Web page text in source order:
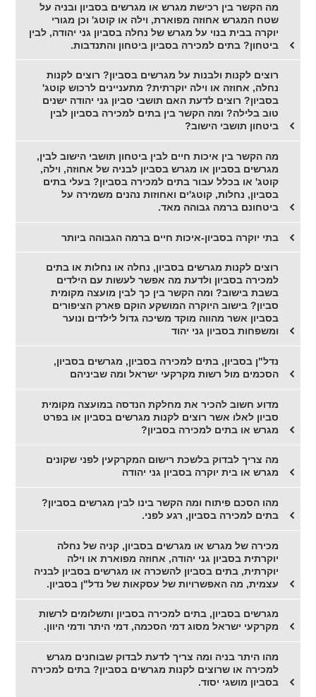
מה הקשר בין רכישת מגרש או מגרשים בסביון ובניה על
שטח המגרש אחוזה מפוארת, וילה או קוטג' וכן מגורי
יוקרה בבית בנוי על מגרש של נחלה בסביון גני יהודה, לבין
ביטחון? בתים למכירה בסביון ביטחון והתנדבות.
רוצים לקנות ולבנות על מגרשים בסביון? רוצים לקנות
נחלה, אחוזה או וילה יוקרתית? מתעניינים לרכוש קוטג'
בסביון? רוצים לדעת האם תושבי סביון גני יהודה ישנים
טוב בלילה? ומה הקשר בין בתים למכירה בסביון לבין
ביטחון תושבי הישוב?
מה הקשר בין איכות חיים לבין ביטחון תושבי הישוב לבין,
מגרשים בסביון או מגרש בסביון לבניה של אחוזה, וילה,
קוטג' או בכלל עבור בתים למכירה בסביון? בעלי בתים
בסביון, נחלות, קוטג'ים ואחוזות נהנים משמירה על
ביטחונם ברמה גבוהה מאד.
בתי יוקרה בסביון-איכות חיים ברמה הגבוהה ביותר
רוצים לקנות מגרשים בסביון, נחלה או נחלות או בתים
למכירה בסביון ולדעת מה אפשר לעשות עם הילדים
בשבת בישוב? ומה הקשר בין כך לבין מועצה מקומית
סביון? בישוב היוקרה המושקע הוקם פארק הציפורים
בסביון אשר מהווה מוקד משיכה גדול לילדים ונוער
ומשפחות בסביון גני יהוד
נדל"ן בסביון, בתים למכירה בסביון, מגרשים בסביון,
הסכמים מול רשות מקרקעי ישראל ומה שביניהם
מדוע חשוב להכיר את מחלקת הנדסה במועצה מקומית
סביון לאלו אשר רוצים לקנות מגרשים בסביון או בפרט
מגרש או בתים למכירה בסביון?
מה צריך לבדוק בלשכת רישום המקרקעין לפני שקונים
מגרש או בית יוקרה בסביון גני יהודה
מהו הסכם פיתוח ומה הקשר בינו לבין מגרשים בסביון?
בתים למכירה בסביון, רגע לפני.
מכירה של מגרש או מגרשים בסביון, קניה של נחלה
יוקרתית בסביון גני יהודה, אחוזה מפוארת או וילה
יוקרתית, בתים בסביון להשכרה או מגרשים בסביון לבניה
עצמית, מה האפשרויות של עסקאות של נדל"ן בסביון.
מגרשים בסביון, בתים למכירה בסביון ותשלומים לרשות
מקרקעי ישראל מסוג דמי הסכמה, דמי היתר ודמי היוון.
מהו היתר בניה ומה צריך לדעת לבדוק שבוחנים מגרש
למכירה או שרוצים לקנות מגרשים בסביון? בתים למכירה
בסביון מושגי יסוד.